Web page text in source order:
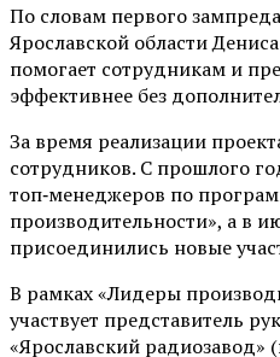
По словам первого
Ярославской области
помогает сотрудникам и
эффективнее без
За время реализации
сотрудников. С прошлого
топ‑менеджеров по
производительности», а в
присоединились новые
В рамках «Лидеры
участвует представитель
«Ярославский радиозавод»